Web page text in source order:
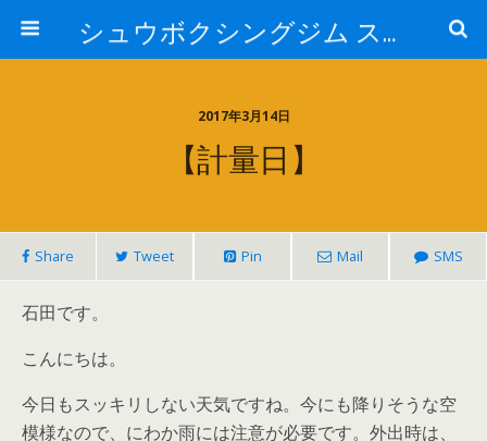
シュウボクシングジム スタッフブログ
2017年3月14日
【計量日】
Share Tweet Pin Mail SMS
石田です。
こんにちは。
今日もスッキリしない天気ですね。今にも降りそうな空
模様なので、にわか雨には注意が必要です。外出時は、